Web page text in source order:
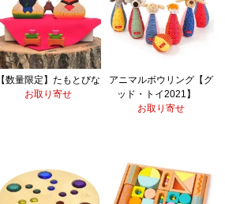
【数量限定】たもとびな
お取り寄せ
アニマルボウリング【グ
ッド・トイ2021】
お取り寄せ